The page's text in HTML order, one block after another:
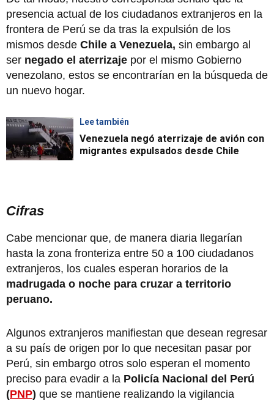
presencia actual de los ciudadanos extranjeros en la
frontera de Perú se da tras la expulsión de los
mismos desde Chile a Venezuela, sin embargo al
ser negado el aterrizaje por el mismo Gobierno
venezolano, estos se encontrarían en la búsqueda de
un nuevo hogar.
Lee también
Venezuela negó aterrizaje de avión con
migrantes expulsados desde Chile
Cifras
Cabe mencionar que, de manera diaria llegarían
hasta la zona fronteriza entre 50 a 100 ciudadanos
extranjeros, los cuales esperan horarios de la
madrugada o noche para cruzar a territorio
peruano.
Algunos extranjeros manifiestan que desean regresar
a su país de origen por lo que necesitan pasar por
Perú, sin embargo otros solo esperan el momento
preciso para evadir a la Policía Nacional del Perú
(PNP) que se mantiene realizando la vigilancia